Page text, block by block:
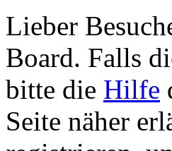
Lieber
Board. Falls
bitte die Hilfe
Seite näher